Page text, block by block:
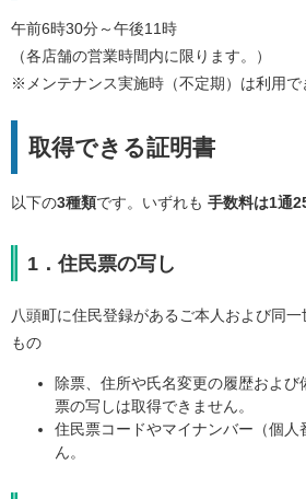
午前6時30分～午後11時
（各店舗の営業時間内に限ります。）
※メンテナンス実施時（不定期）は利用で
取得できる証明書
以下の3種類です。いずれも 手数料は1通
1．住民票の写し
八頭町に住民登録があるご本人および同
もの
除票、住所や氏名変更の履歴およ
票の写しは取得できません。
住民票コードやマイナンバー（個人
ん。